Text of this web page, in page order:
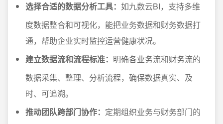
选择合适的数据分析工具： 如九数云BI，支持多维
度数据整合和可视化，能把业务数据和财务数据打
通，帮助企业实时监控运营健康状况。
建立数据流和流程标准： 明确各业务流和财务流的
数据采集、整理、分析流程，确保数据真实、及
时、可追溯。
推动团队跨部门协作： 定期组织业务与财务部门的